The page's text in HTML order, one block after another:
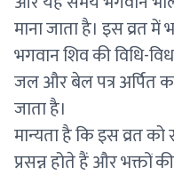
माना जाता है। इस व्रत
भगवान शिव की विधि-
जल और बेल पत्र अर्पित
जाता है।
मान्यता है कि इस व्रत
प्रसन्न होते हैं और भक्तों